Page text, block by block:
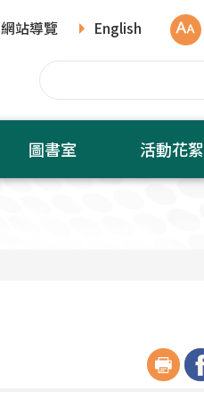
網站導覽 English
圖書室 活動花絮